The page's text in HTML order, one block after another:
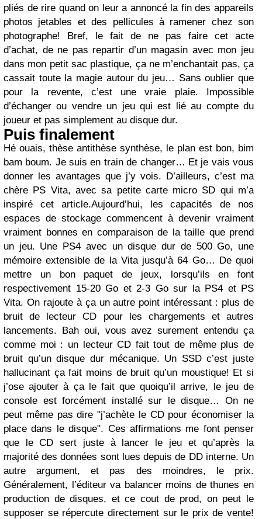
pliés de rire quand on leur a annoncé la fin des appareils
photos jetables et des pellicules à ramener chez son
photographe! Bref, le fait de ne pas faire cet acte
d’achat, de ne pas repartir d’un magasin avec mon jeu
dans mon petit sac plastique, ça ne m’enchantait pas, ça
cassait toute la magie autour du jeu… Sans oublier que
pour la revente, c’est une vraie plaie. Impossible
d’échanger ou vendre un jeu qui est lié au compte du
joueur et pas simplement au disque dur.
Puis finalement
Hé ouais, thèse antithèse synthèse, le plan est bon, bim
bam boum. Je suis en train de changer… Et je vais vous
donner les avantages que j’y vois. D’ailleurs, c’est ma
chère PS Vita, avec sa petite carte micro SD qui m’a
inspiré cet article.Aujourd’hui, les capacités de nos
espaces de stockage commencent à devenir vraiment
vraiment bonnes en comparaison de la taille que prend
un jeu. Une PS4 avec un disque dur de 500 Go, une
mémoire extensible de la Vita jusqu’à 64 Go… De quoi
mettre un bon paquet de jeux, lorsqu’ils en font
respectivement 15-20 Go et 2-3 Go sur la PS4 et PS
Vita. On rajoute à ça un autre point intéressant : plus de
bruit de lecteur CD pour les chargements et autres
lancements. Bah oui, vous avez surement entendu ça
comme moi : un lecteur CD fait tout de même plus de
bruit qu’un disque dur mécanique. Un SSD c’est juste
hallucinant ça fait moins de bruit qu’un moustique! Et si
j’ose ajouter à ça le fait que quoiqu’il arrive, le jeu de
console est forcément installé sur le disque… On ne
peut même pas dire "j’achète le CD pour économiser la
place dans le disque". Ces affirmations me font penser
que le CD sert juste à lancer le jeu et qu’après la
majorité des données sont lues depuis de DD interne. Un
autre argument, et pas des moindres, le prix.
Généralement, l’éditeur va balancer moins de thunes en
production de disques, et ce cout de prod, on peut le
supposer se répercute directement sur le prix de vente!